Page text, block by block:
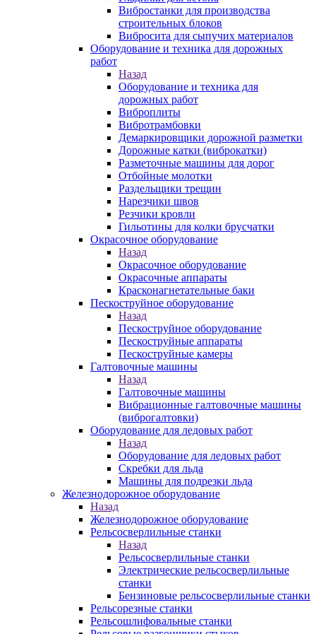
Вибростанки для производства
строительных блоков
Вибросита для сыпучих материалов
Оборудование и техника для дорожных
работ
Назад
Оборудование и техника для
дорожных работ
Виброплиты
Вибротрамбовки
Демаркировщики дорожной разметки
Дорожные катки (виброкатки)
Разметочные машины для дорог
Отбойные молотки
Раздельщики трещин
Нарезчики швов
Резчики кровли
Гильотины для колки брусчатки
Окрасочное оборудование
Назад
Окрасочное оборудование
Окрасочные аппараты
Красконагнетательные баки
Пескоструйное оборудование
Назад
Пескоструйное оборудование
Пескоструйные аппараты
Пескоструйные камеры
Галтовочные машины
Назад
Галтовочные машины
Вибрационные галтовочные машины
(виброгалтовки)
Оборудование для ледовых работ
Назад
Оборудование для ледовых работ
Скребки для льда
Машины для подрезки льда
Железнодорожное оборудование
Назад
Железнодорожное оборудование
Рельсосверлильные станки
Назад
Рельсосверлильные станки
Электрические рельсосверлильные
станки
Бензиновые рельсосверлильные станки
Рельсорезные станки
Рельсошлифовальные станки